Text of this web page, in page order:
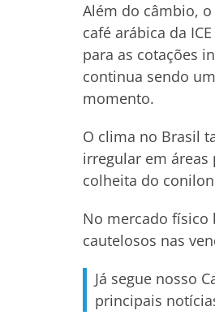
Além do câmbio,
café arábica da
para as cotações
continua sendo
momento.
O clima no Brasil
irregular em
colheita do
No mercado físico
cautelosos nas
Já segue nosso
principais